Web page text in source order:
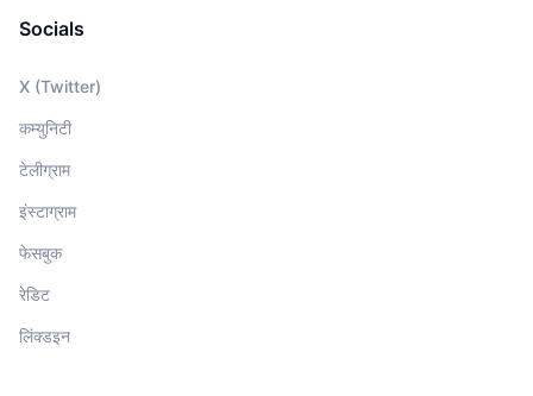
Socials
X (Twitter)
कम्युनिटी
टेलीग्राम
इंस्टाग्राम
फेसबुक
रेडिट
लिंक्डइन